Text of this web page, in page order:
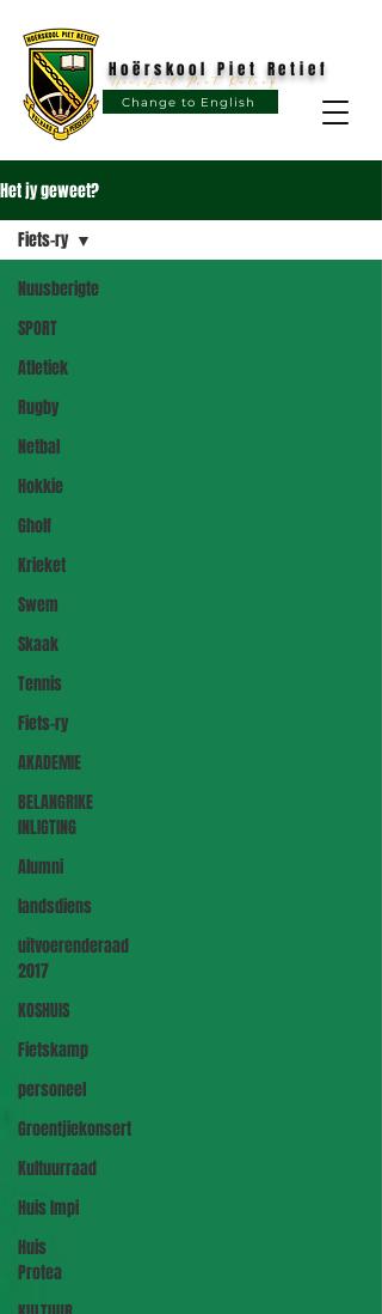
Change to English
Hoërskool Piet Retief
Hoërskool Piet Retief
Het jy geweet?
Nuusberigte
SPORT
Atletiek
Rugby
Netbal
Hokkie
Gholf
Krieket
Swem
Skaak
Tennis
Fiets-ry
AKADEMIE
BELANGRIKE
INLIGTING
Alumni
landsdiens
uitvoerenderaad
2017
KOSHUIS
Fietskamp
personeel
Groentjiekonsert
Kultuurraad
Huis Impi
Huis
Protea
Fiets-ry